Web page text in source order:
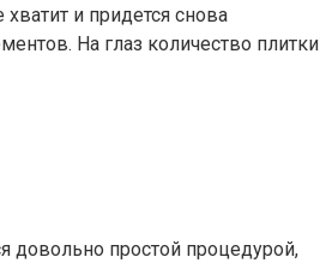
и придется снова
На глаз количество плитки
довольно простой процедурой,